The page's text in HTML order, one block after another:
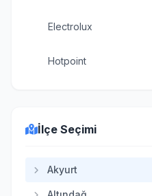
Electrolux
Hotpoint
İlçe Seçimi
Akyurt